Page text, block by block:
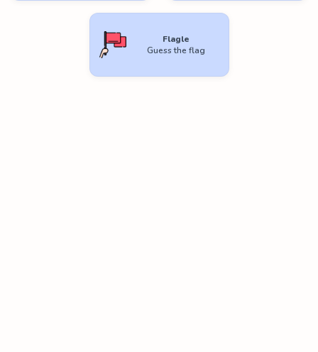
Flagle
Guess the flag